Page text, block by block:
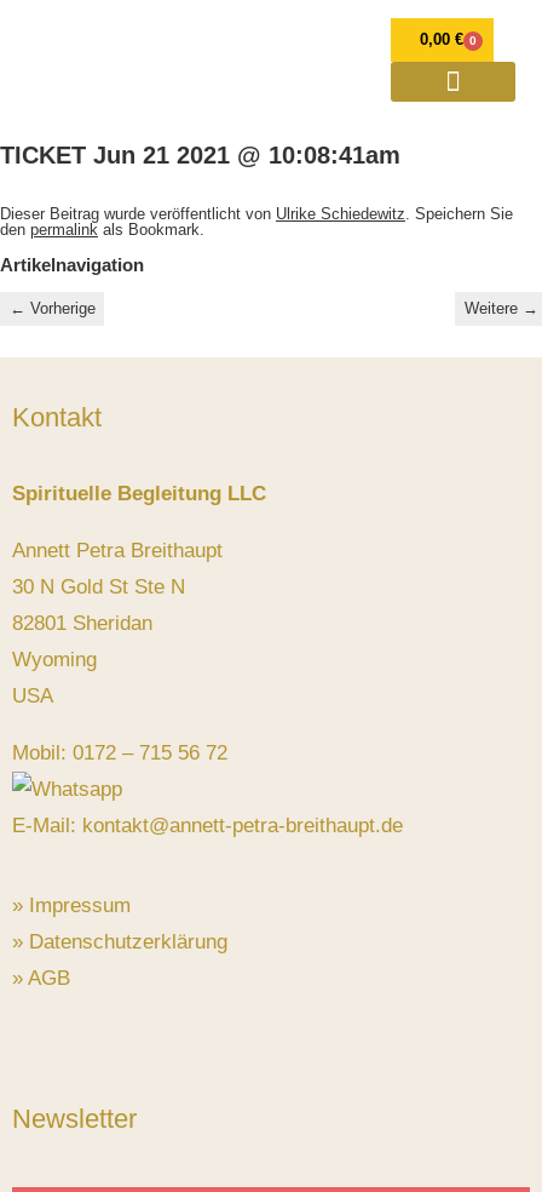
0,00 € 0
TICKET Jun 21 2021 @ 10:08:41am
Dieser Beitrag wurde veröffentlicht von Ulrike Schiedewitz . Speichern Sie
den permalink als Bookmark.
Artikelnavigation
← Vorherige Weitere →
Kontakt
Spirituelle Begleitung LLC
Annett Petra Breithaupt
30 N Gold St Ste N
82801 Sheridan
Wyoming
USA
Mobil: 0172 – 715 56 72
E-Mail: kontakt@annett-petra-breithaupt.de
» Impressum
» Datenschutzerklärung
» AGB
Newsletter